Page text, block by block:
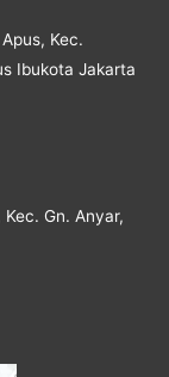
Kec.
Ibukota Jakarta
Gn. Anyar,